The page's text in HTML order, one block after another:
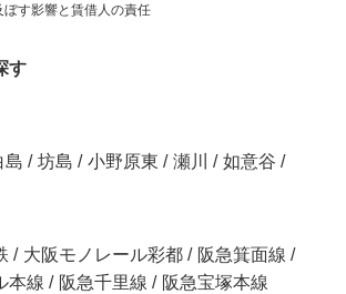
す影響と賃借人の責任
す
島 / 坊島 / 小野原東 / 瀬川 / 如意谷 /
/ 大阪モノレール彩都 / 阪急箕面線 /
本線 / 阪急千里線 / 阪急宝塚本線